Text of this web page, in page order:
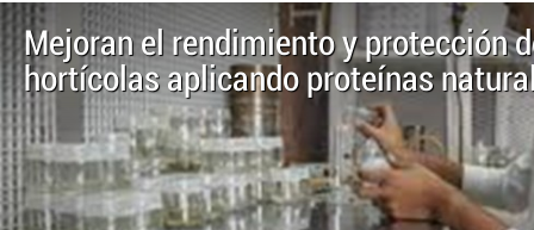
Mejoran el rendimiento y protección
hortícolas aplicando proteínas